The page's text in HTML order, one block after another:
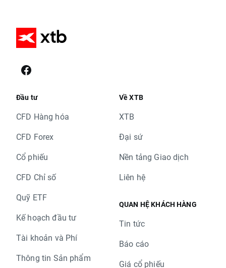
Đầu tư
CFD Hàng hóa
CFD Forex
Cổ phiếu
CFD Chỉ số
Quỹ ETF
Kế hoạch đầu tư
Tài khoản và Phí
Thông tin Sản phẩm
Về XTB
XTB
Đại sứ
Nền tảng Giao dịch
Liên hệ
QUAN HỆ KHÁCH HÀNG
Tin tức
Báo cáo
Giá cổ phiếu